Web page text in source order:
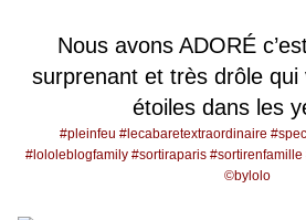
Nous avons ADORÉ
surprenant et très drôle
étoiles dans les
#pleinfeu #lecabaretextraordinaire
#lololeblogfamily #sortiraparis
©️bylolo